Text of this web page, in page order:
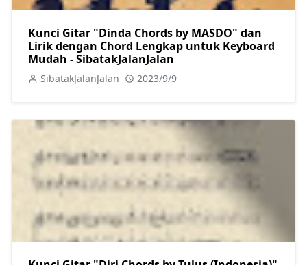
Kunci Gitar "Dinda Chords by MASDO" dan
Lirik dengan Chord Lengkap untuk Keyboard
Mudah - SibatakJalanJalan
SibatakJalanJalan 2023/9/9